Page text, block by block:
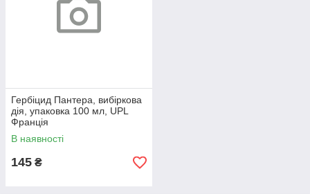
Гербіцид Пантера, вибіркова
дія, упаковка 100 мл, UPL
Франція
В наявності
145 ₴